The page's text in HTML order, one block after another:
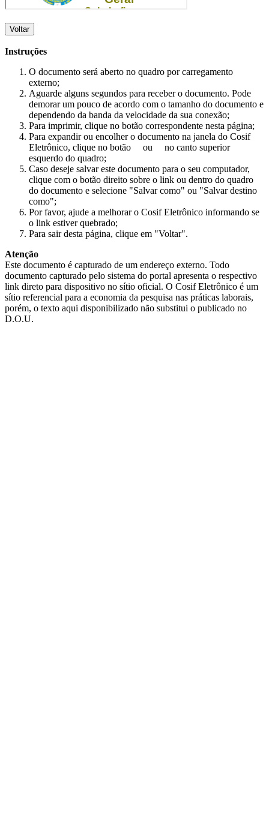
Voltar
Instruções
O documento será aberto no quadro por carregamento
externo;
Aguarde alguns segundos para receber o documento. Pode
demorar um pouco de acordo com o tamanho do documento e
dependendo da banda da velocidade da sua conexão;
Para imprimir, clique no botão correspondente nesta página;
Para expandir ou encolher o documento na janela do Cosif
Eletrônico, clique no botão
ou
no canto superior
esquerdo do quadro;
Caso deseje salvar este documento para o seu computador,
clique com o botão direito sobre o link ou dentro do quadro
do documento e selecione "Salvar como" ou "Salvar destino
como";
Por favor, ajude a melhorar o Cosif Eletrônico informando se
o link estiver quebrado;
Para sair desta página, clique em "Voltar".
Atenção
Este documento é capturado de um endereço externo. Todo
documento capturado pelo sistema do portal apresenta o respectivo
link direto para dispositivo no sítio oficial. O Cosif Eletrônico é um
sítio referencial para a economia da pesquisa nas práticas laborais,
porém, o texto aqui disponibilizado não substitui o publicado no
D.O.U.